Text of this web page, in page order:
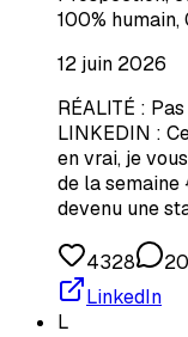
100%
12 juin 2026
RÉALITÉ :
LINKEDIN :
en vrai, je
de la
devenu une
4328
LinkedIn
L